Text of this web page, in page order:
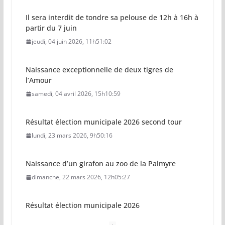
Il sera interdit de tondre sa pelouse de 12h à 16h à
partir du 7 juin
jeudi, 04 juin 2026, 11h51:02
Naissance exceptionnelle de deux tigres de
l’Amour
samedi, 04 avril 2026, 15h10:59
Résultat élection municipale 2026 second tour
lundi, 23 mars 2026, 9h50:16
Naissance d’un girafon au zoo de la Palmyre
dimanche, 22 mars 2026, 12h05:27
Résultat élection municipale 2026